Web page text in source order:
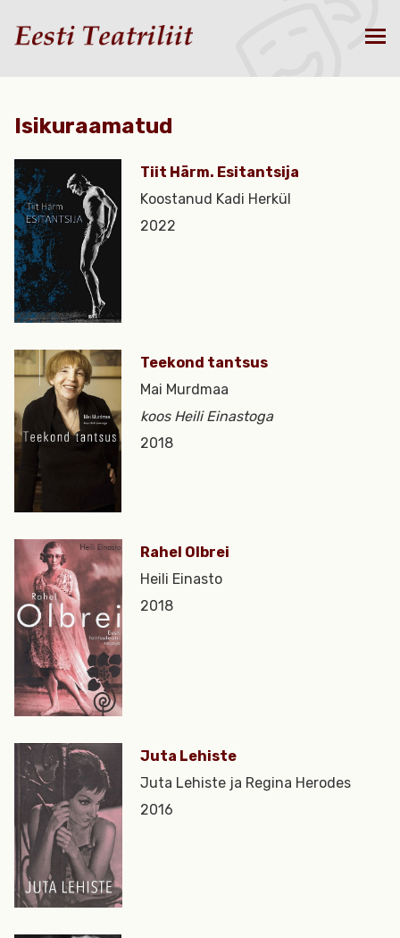
Isikuraamatud
Tiit Härm. Esitantsija
Koostanud Kadi Herkül
2022
Teekond tantsus
Mai Murdmaa
koos Heili Einastoga
2018
Rahel Olbrei
Heili Einasto
2018
Juta Lehiste
Juta Lehiste ja Regina Herodes
2016